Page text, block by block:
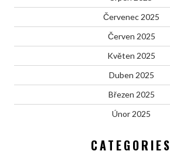
Červenec 2025
Červen 2025
Květen 2025
Duben 2025
Březen 2025
Únor 2025
CATEGORIES